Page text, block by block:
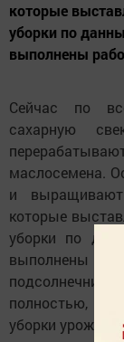
которые
уборки по
выполнены
Сейчас по
сахарную
маслосемена.
и
которые
уборки по
выполнены
полностью, на
уборки урожая